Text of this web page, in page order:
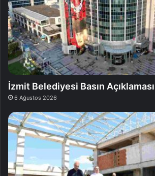
İzmit Belediyesi Basın Açıklaması
6 Ağustos 2026